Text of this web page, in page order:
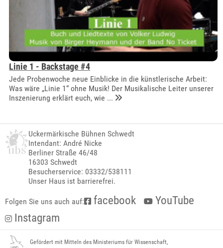
Linie 1 - Backstage #4
Jede Probenwoche neue Einblicke in die künstlerische Arbeit:
Was wäre „Linie 1“ ohne Musik! Der Musikalische Leiter unserer
Inszenierung erklärt euch, wie ...
Uckermärkische Bühnen Schwedt
Intendant: André Nicke
Berliner Straße 46/48
16303 Schwedt
Besucherservice: 03332/538111
Unser Haus ist barrierefrei.
Folgen Sie uns auch auf: facebook
YouTube
Instagram
Gefördert mit Mitteln des Ministeriums für Wissenschaft,